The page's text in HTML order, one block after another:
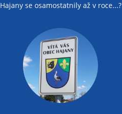
Hajany se osamostatnily až v roce...?